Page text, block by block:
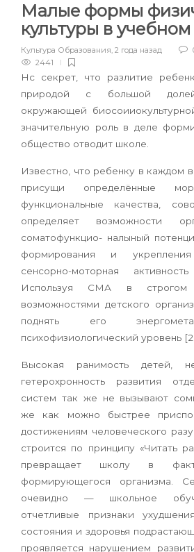
Малые формы
культуры в
Культура Образования, 2 года назад
2441
Нс секрет, что разлитие
природой с большой долей
окружающей
значительную роль в деле
общество отводит школе.
Известно, что ребенку в каждом
присущи определённые
функциональные качества,
определяет возможности
соматофункцио- налыный
формирования и
сенсорно-моторная
Используя СМА в строгом
возможностями детского
поднять его
психофизиологический уровень
Высокая ранимость детей,
гетерохронность развития
систем так же не вызывают
же как можно быстрее
достижениям человеческого
строится по принципу «Читать
превращает школу в
формирующегося организма.
очевидно — школьное
отчетливые признаки
состояния и здоровья
проявляется нарушением